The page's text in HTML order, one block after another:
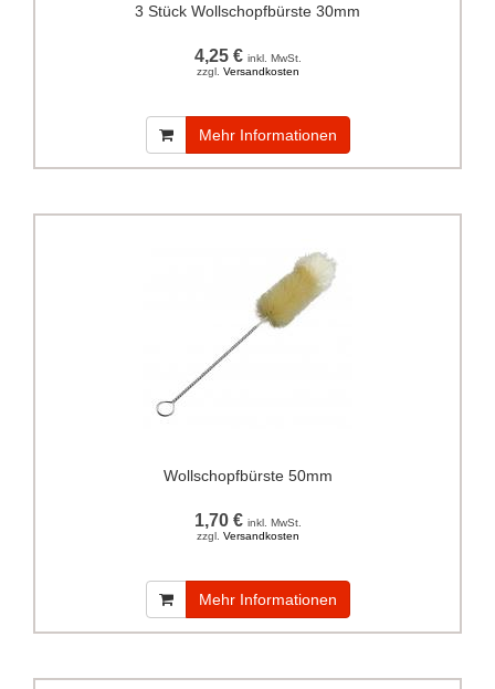
3 Stück Wollschopfbürste 30mm
4,25 € inkl. MwSt.
zzgl. Versandkosten
Mehr Informationen
Wollschopfbürste 50mm
1,70 € inkl. MwSt.
zzgl. Versandkosten
Mehr Informationen